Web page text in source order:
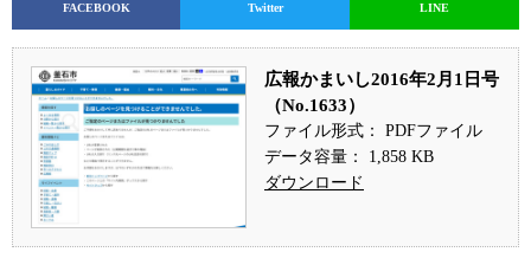
FACEBOOK Twitter LINE
広報かまいし2016年2月1日号
（No.1633）
ファイル形式： PDFファイル
データ容量： 1,858 KB
ダウンロード